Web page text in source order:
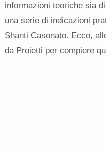
informazioni teoriche sia
una serie di indicazioni
Shanti Casonato. Ecco,
da Proietti per compiere